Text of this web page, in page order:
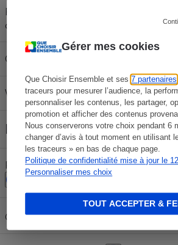
Gérer mes cookies
Que Choisir Ensemble et ses7 partenaires
traceurs pour mesurer l’audience, la
personnaliser les contenus, les partager,
promotion et afficher des contenus
Nous conserverons votre choix pendant 6
changer d’avis à tout moment en utilisant
les traceurs » en bas de chaque page.
Politique de confidentialité mise à jour le
Personnaliser mes choix
TOUT ACCEPTER &
Résistance aux chocs (hauteur de
chute)
Capteur GPS intégré
Wi-Fi
Réglages manuels
Priorité ouverture/priorité vitesse
Ouverture et vitesse manuelles